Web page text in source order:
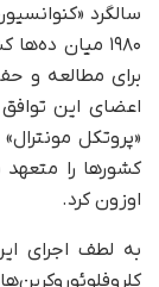
سالگرد
۱۹۸۰ میان
برای مطالعه و
کشورها را
اوزون کرد.